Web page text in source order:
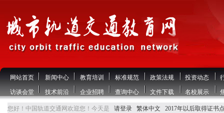
网站首页 新闻中心 教育培训 标准规范 政策法规 投资动态
访谈会堂 技术前沿 企业招聘 查询中心 文件下载 名校展示
您好！中国轨道交通网欢迎您！今天是 请登录 繁体中文
2017年以后取得证书